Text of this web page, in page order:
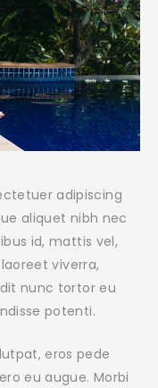
adipiscing
aliquet nibh nec
id, mattis vel,
viverra,
nunc tortor eu
potenti.
eros pede
eu augue. Morbi